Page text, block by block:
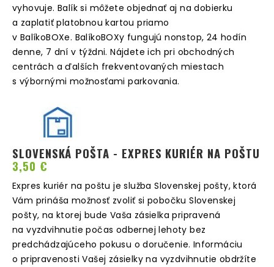
vyhovuje. Balík si môžete objednať aj na dobierku
a zaplatiť platobnou kartou priamo
v BalíkoBOXe. BalíkoBOXy fungujú nonstop, 24 hodín
denne, 7 dní v týždni. Nájdete ich pri obchodných
centrách a ďalších frekventovaných miestach
s výbornými možnosťami parkovania.
SLOVENSKÁ POŠTA - EXPRES KURIÉR NA POŠTU
3,50 €
Expres kuriér na poštu je služba Slovenskej pošty, ktorá
Vám prináša možnosť zvoliť si pobočku Slovenskej
pošty, na ktorej bude Vaša zásielka pripravená
na vyzdvihnutie počas odbernej lehoty bez
predchádzajúceho pokusu o doručenie. Informáciu
o pripravenosti Vašej zásielky na vyzdvihnutie obdržíte